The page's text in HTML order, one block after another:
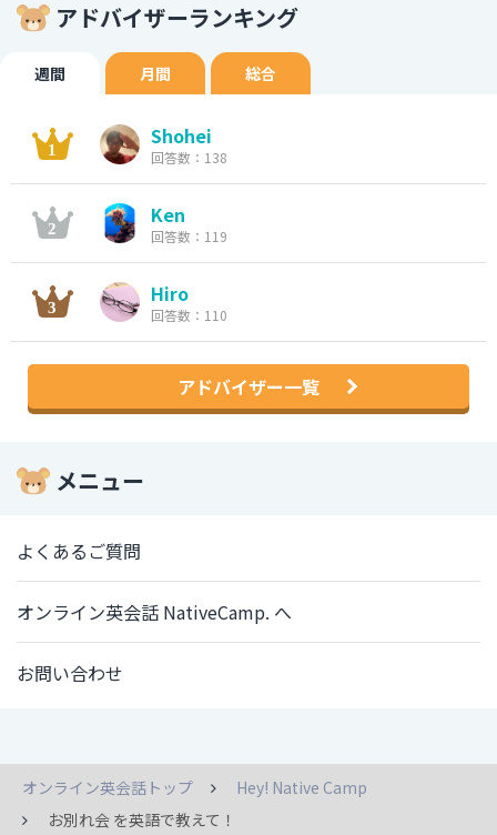
アドバイザーランキング
週間 月間 総合
Shohei
回答数：138
Ken
回答数：119
Hiro
回答数：110
アドバイザー一覧
メニュー
よくあるご質問
オンライン英会話 NativeCamp. へ
お問い合わせ
オンライン英会話トップ
Hey! Native Camp
お別れ会 を英語で教えて！